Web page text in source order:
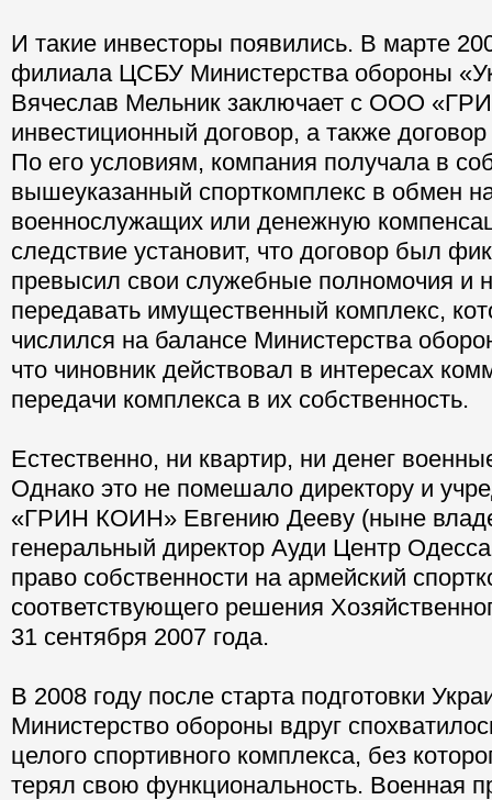
И такие инвесторы появились. В марте
филиала ЦСБУ Министерства обороны
Вячеслав Мельник заключает с ООО
инвестиционный договор, а также договор
По его условиям, компания получала в
вышеуказанный спорткомплекс в обмен
военнослужащих или денежную
следствие установит, что договор был
превысил свои служебные полномочия и
передавать имущественный комплекс,
числился на балансе Министерства
что чиновник действовал в интересах
передачи комплекса в их собственность.
Естественно, ни квартир, ни денег
Однако это не помешало директору и
«ГРИН КОИН» Евгению Дееву (ныне
генеральный директор Ауди Центр
право собственности на армейский
соответствующего решения
31 сентября 2007 года.
В 2008 году после старта подготовки
Министерство обороны вдруг
целого спортивного комплекса, без
терял свою функциональность. Военная